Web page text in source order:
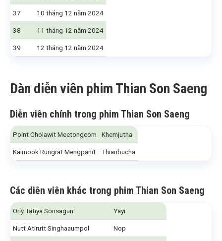
37 10 tháng 12 năm 2024
38 11 tháng 12 năm 2024
39 12 tháng 12 năm 2024
Dàn diễn viên phim Thian Son Saeng
Diễn viên chính trong phim Thian Son Saeng
Point Cholawit Meetongcom Khemjutha
Kaimook Rungrat Mengpanit Thianbucha
Các diễn viên khác trong phim Thian Son Saeng
Orly Tatiya Sonsagun Yayi
Nutt Atirutt Singhaaumpol Nop